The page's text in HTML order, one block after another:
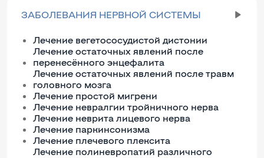
ЗАБОЛЕВАНИЯ НЕРВНОЙ СИСТЕМЫ
Лечение вегетососудистой дистонии
Лечение остаточных явлений после
перенесённого энцефалита
Лечение остаточных явлений после травм
головного мозга
Лечение простой мигрени
Лечение невралгии тройничного нерва
Лечение неврита лицевого нерва
Лечение паркинсонизма
Лечение плечевого плексита
Лечение полиневропатий различного